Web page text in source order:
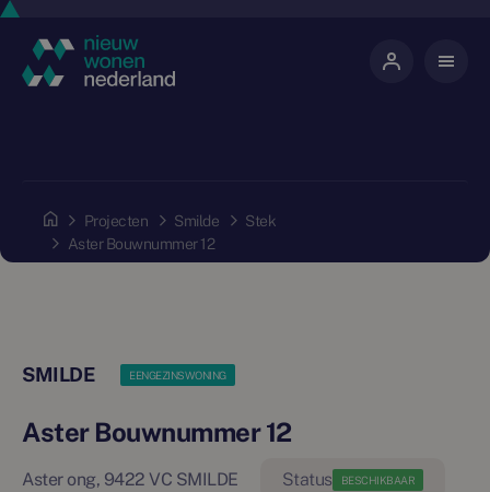
Projecten Smilde
Stek
Aster Bouwnummer 12
SMILDE EENGEZINSWONING
Aster Bouwnummer 12
Aster ong, 9422 VC SMILDE BESCHIKBAAR